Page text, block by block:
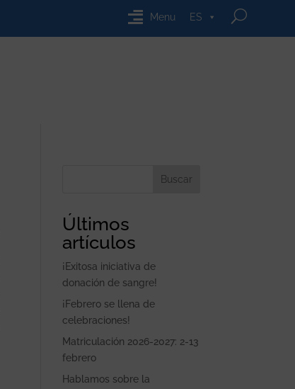
Menu ES
Buscar
Últimos
artículos
¡Exitosa iniciativa de
donación de sangre!
¡Febrero se llena de
celebraciones!
Matriculación 2026-2027: 2-13
febrero
Hablamos sobre la